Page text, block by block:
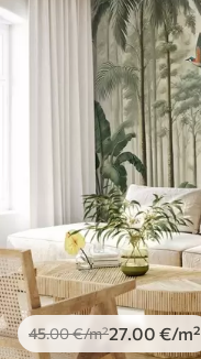
45.00€/m²27.00 €/m²